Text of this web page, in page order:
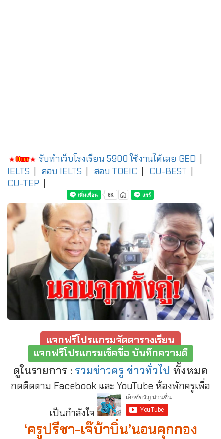
รับทำเว็บโรงเรียน 5900 ใช้งานได้เลย GED
IELTS
สอบ IELTS สอบ TOEIC CU-BEST
CU-TEP
แจกฟรีโปรแกรมจัดตารางเรียน
แจกฟรีโปรแกรมเช็คชื่อ บันทึกความดี
ดูในรายการ : รวมข่าวครู ข่าวทั่วไป ทั้งหมด
กดติดตาม Facebook และ YouTube ห้องพักครูเพื่อ
เป็นกำลังใจ
‘ครูปรีชา-เจ๊บ้าบิ่น’นอนคุกกอง